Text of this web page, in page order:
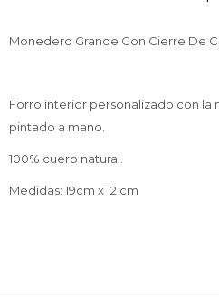
Monedero Grande Con Cierre De
Forro interior personalizado con la
pintado a mano.
100% cuero natural.
Medidas: 19cm x 12 cm